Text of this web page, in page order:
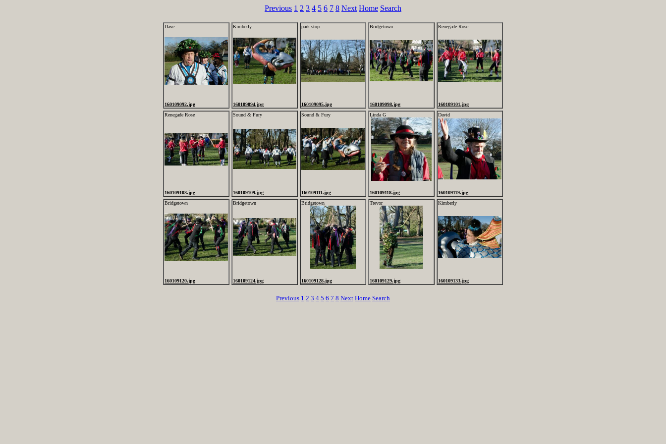
Previous 1 2 3 4 5 6 7 8 Next Home Search
Dave
160109092.jpg
Kimberly
160109094.jpg
park stop
160109095.jpg
Bridgetown
160109098.jpg
Renegade Rose
160109101.jpg
Renegade Rose
160109103.jpg
Sound & Fury
160109109.jpg
Sound & Fury
160109111.jpg
Linda G
160109118.jpg
David
160109119.jpg
Bridgetown
160109120.jpg
Bridgetown
160109124.jpg
Bridgetown
160109128.jpg
Trevor
160109129.jpg
Kimberly
160109133.jpg
Previous 1 2 3 4 5 6 7 8 Next Home Search